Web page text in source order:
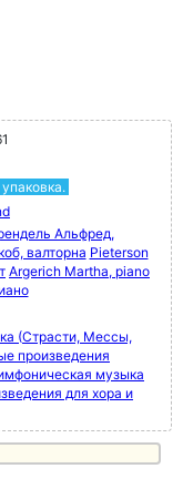
Альфред,
валторна Pieterson
Argerich Martha, piano
(Страсти, Мессы,
произведения
музыка
для хора и